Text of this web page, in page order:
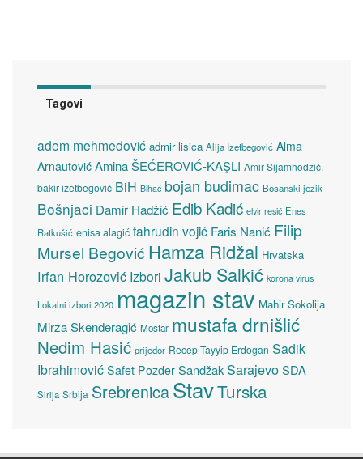
Tagovi
adem mehmedović admir lisica Alija Izetbegović Alma
Arnautović Amina ŠEĆEROVIĆ-KAŞLI Amir Sijamhodžić.
bakir izetbegović BiH Bihać bojan budimac Bosanski jezik
Bošnjaci Damir Hadžić Edib Kadić elvir resić Enes
Ratkušić enisa alagić fahrudin vojić Faris Nanić Filip
Mursel Begović Hamza Ridžal Hrvatska
Irfan Horozović Izbori Jakub Salkić korona virus
Lokalni izbori 2020 magazin stav Mahir Sokolija
Mirza Skenderagić Mostar mustafa drnišlić
Nedim Hasić prijedor Recep Tayyip Erdogan Sadik
Ibrahimović Safet Pozder SandžakSarajevoSDA
Sirija Srbija SrebrenicaStavTurska